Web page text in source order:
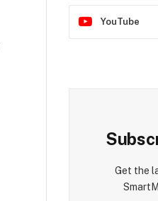
YouTube
Get the